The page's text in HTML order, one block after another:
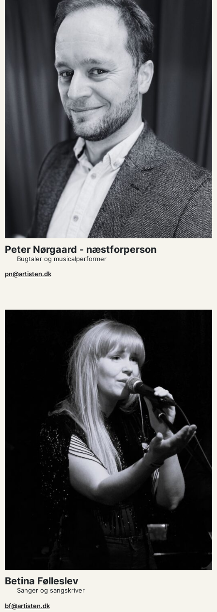
Peter Nørgaard - næstforperson
Bugtaler og musicalperformer
pn@artisten.dk
Betina Følleslev
Sanger og sangskriver
bf@artisten.dk